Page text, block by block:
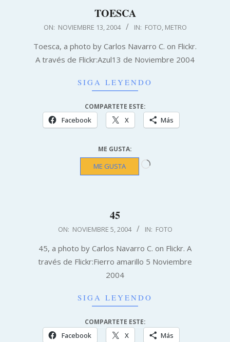
TOESCA
2004-
13
ON: NOVIEMBRE 13, 2004 IN: FOTO METRO
Toesca, a photo by Carlos Navarro C. on Flickr.
A través de Flickr:Azul13 de Noviembre 2004
SIGA LEYENDO
COMPARTETE ESTE:
Facebook X Más
ME GUSTA:
ME GUSTA Cargando...
45
ON: NOVIEMBRE 5, 2004 IN: FOTO
45, a photo by Carlos Navarro C. on Flickr. A
través de Flickr:Fierro amarillo 5 Noviembre
2004
SIGA LEYENDO
COMPARTETE ESTE:
Facebook X Más